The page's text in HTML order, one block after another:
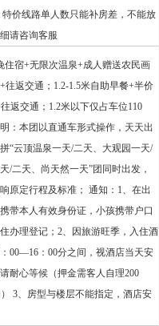
价线路单人数只能补房差，不能放
请咨询客服
住宿+无限次温泉+成人赠送农民画
往返交通；1.2-1.5米自助早餐+半价
返交通；1.2米以下仅占车位110
：本团以直通车形式操作，天天出
“云顶温泉一天/二天、大观园一天/
/二天、尚天然一天”团同时出发，
原定行程及标准； 通知：1、在出
带本人有效身份证，小孩携带户口
办理登记；2、因旅游旺季，入住酒
00—16：00分之间，视酒店当天安
耐心等候（押金需客人自理200
3、房型与楼层不能指定，酒店安